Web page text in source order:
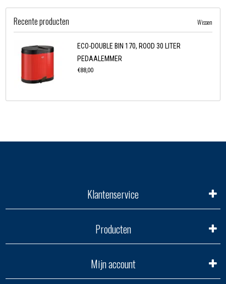
Recente producten Wissen
ECO-DOUBLE BIN 170, ROOD 30 LITER
PEDAALEMMER
€88,00
Klantenservice
Producten
Mijn account